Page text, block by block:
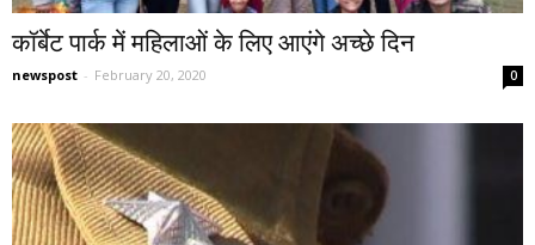
कॉर्बेट पार्क में महिलाओं के लिए आएंगे अच्छे दिन
newspost - February 20, 2020 0